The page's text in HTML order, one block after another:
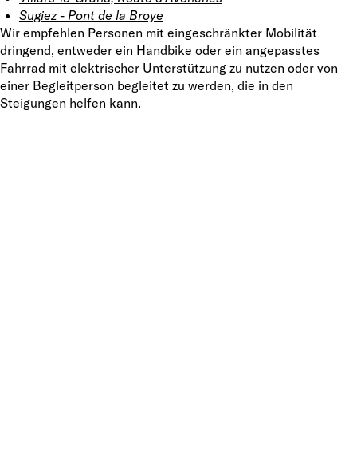
Sugiez - Pont de la Broye
Wir empfehlen Personen mit eingeschränkter Mobilität
dringend, entweder ein Handbike oder ein angepasstes
Fahrrad mit elektrischer Unterstützung zu nutzen oder von
einer Begleitperson begleitet zu werden, die in den
Steigungen helfen kann.